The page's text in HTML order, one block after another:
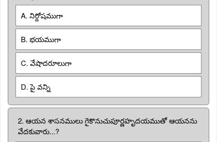
A. నిర్దోషముగా
B. భయముగా
C. వేషాదరూలుగా
D. పై వన్ని
2. ఆయన శాసనములు గైకొనుచుపూర్ణహృదయముతో ఆయనను
వేదకువారు...?